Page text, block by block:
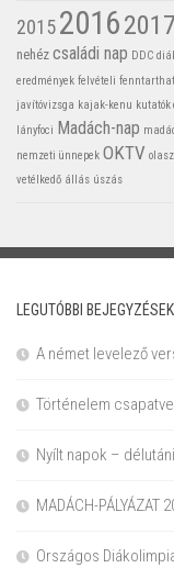
201520162017
nehéz családi nap DDC
eredmények felvételi
javítóvizsga kajak-kenu
lányfoci Madách-nap
nemzeti ünnepek OKTV
vetélkedő állás úszás
LEGUTÓBBI BEJEGYZÉSEK
A német levelező
Történelem
Nyílt napok –
MADÁCH-PÁLYÁZAT
Országos